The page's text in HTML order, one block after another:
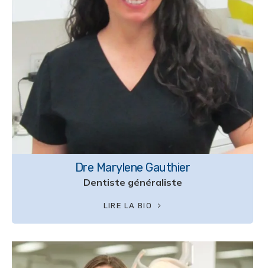
Dre Marylene Gauthier
Dentiste généraliste
LIRE LA BIO